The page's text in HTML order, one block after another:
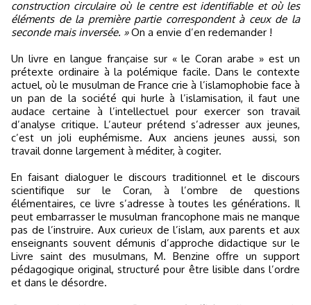
construction circulaire où le centre est identifiable et où les
éléments de la première partie correspondent à ceux de la
seconde mais inversée. »On a envie d’en redemander !
Un livre en langue française sur « le Coran arabe » est un
prétexte ordinaire à la polémique facile. Dans le contexte
actuel, où le musulman de France crie à l’islamophobie face à
un pan de la société qui hurle à l’islamisation, il faut une
audace certaine à l’intellectuel pour exercer son travail
d’analyse critique. L’auteur prétend s’adresser aux jeunes,
c’est un joli euphémisme. Aux anciens jeunes aussi, son
travail donne largement à méditer, à cogiter.
En faisant dialoguer le discours traditionnel et le discours
scientifique sur le Coran, à l’ombre de questions
élémentaires, ce livre s’adresse à toutes les générations. Il
peut embarrasser le musulman francophone mais ne manque
pas de l’instruire. Aux curieux de l’islam, aux parents et aux
enseignants souvent démunis d’approche didactique sur le
Livre saint des musulmans, M. Benzine offre un support
pédagogique original, structuré pour être lisible dans l’ordre
et dans le désordre.